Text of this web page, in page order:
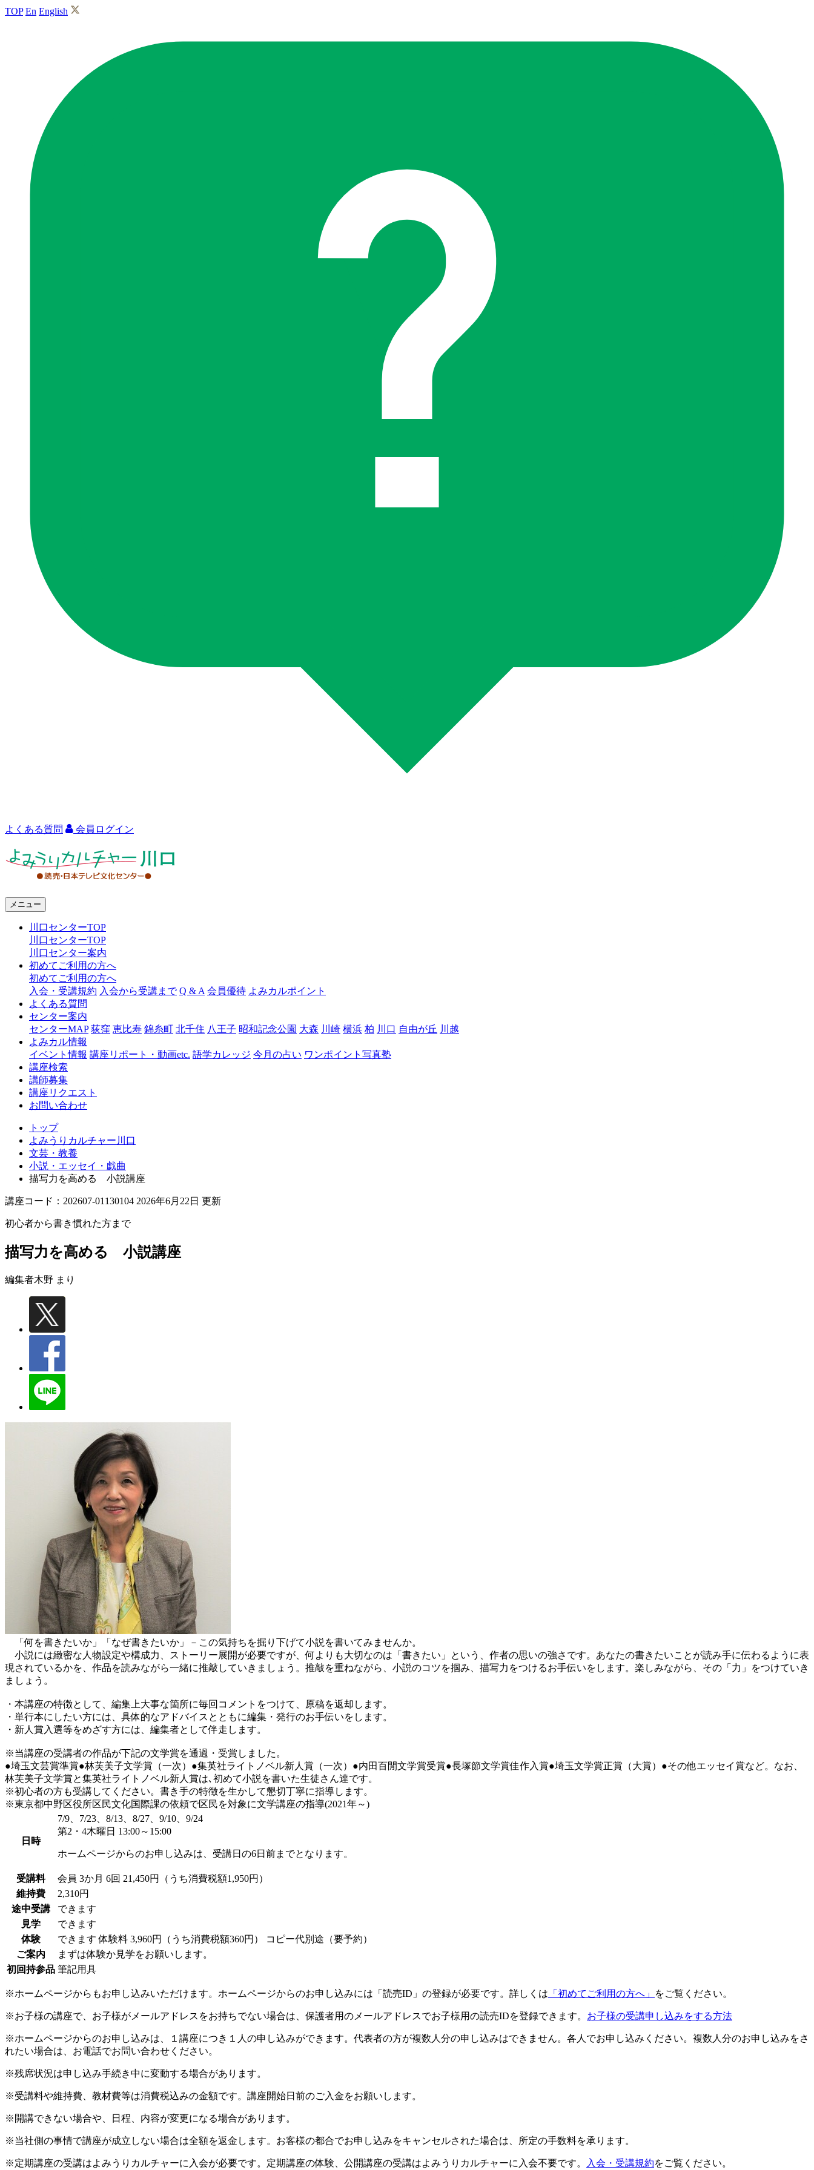
TOP En English
よくある質問 会員ログイン
ャ
川
口
メニュー
川口センターTOP
川口センターTOP
川口センター案内
初めてご利用の方へ
初めてご利用の方へ
入会・受講規約 入会から受講まで Q & A 会員優待 よみカルポイント
よくある質問
センター案内
センターMAP 荻窪 恵比寿 錦糸町 北千住 八王子 昭和記念公園 大森 川崎 横浜 柏 川口 自由が丘 川越
よみカル情報
イベント情報 講座リポート・動画etc. 語学カレッジ 今月の占い ワンポイント写真塾
講座検索
講師募集
講座リクエスト
お問い合わせ
トップ
よみうりカルチャー川口
文芸・教養
小説・エッセイ・戯曲
描写力を高める 小説講座
講座コード：202607-01130104 2026年6月22日 更新
初心者から書き慣れた方まで
描写力を高める 小説講座
編集者木野 まり
「何を書きたいか」「なぜ書きたいか」－この気持ちを掘り下げて小説を書いてみませんか。
小説には緻密な人物設定や構成力、ストーリー展開が必要ですが、何よりも大切なのは「書きたい」という、作者の思いの強さです。あなたの書きたいことが読み手に伝わるように表
現されているかを、作品を読みながら一緒に推敲していきましょう。推敲を重ねながら、小説のコツを掴み、描写力をつけるお手伝いをします。楽しみながら、その「力」をつけていき
ましょう。
・本講座の特徴として、編集上大事な箇所に毎回コメントをつけて、原稿を返却します。
・単行本にしたい方には、具体的なアドバイスとともに編集・発行のお手伝いをします。
・新人賞入選等をめざす方には、編集者として伴走します。
※当講座の受講者の作品が下記の文学賞を通過・受賞しました。
●埼玉文芸賞準賞●林芙美子文学賞（一次）●集英社ライトノベル新人賞（一次）●内田百閒文学賞受賞●長塚節文学賞佳作入賞●埼玉文学賞正賞（大賞）●その他エッセイ賞など。なお、
林芙美子文学賞と集英社ライトノベル新人賞は､初めて小説を書いた生徒さん達です。
※初心者の方も受講してください。書き手の特徴を生かして懇切丁寧に指導します。
※東京都中野区役所区民文化国際課の依頼で区民を対象に文学講座の指導(2021年～)
日時
7/9、7/23、8/13、8/27、9/10、9/24
第2・4木曜日 13:00～15:00
ホームページからのお申し込みは、受講日の6日前までとなります。
受講料 会員 3か月 6回 21,450円（うち消費税額1,950円）
維持費
2,310円
途中受講
できます
見学
できます
体験
できます体験料 3,960円（うち消費税額360円）
コピー代別途（要予約）
ご案内
まずは体験か見学をお願いします。
初回持参品 筆記用具
※ホームページからもお申し込みいただけます。ホームページからのお申し込みには「読売ID」の登録が必要です。詳しくは 「初めてご利用の方へ」 をご覧ください。
※お子様の講座で、お子様がメールアドレスをお持ちでない場合は、保護者用のメールアドレスでお子様用の読売IDを登録できます。 お子様の受講申し込みをする方法
※ホームページからのお申し込みは、１講座につき１人の申し込みができます。代表者の方が複数人分の申し込みはできません。各人でお申し込みください。複数人分のお申し込みをさ
れたい場合は、お電話でお問い合わせください。
※残席状況は申し込み手続き中に変動する場合があります。
※受講料や維持費、教材費等は消費税込みの金額です。講座開始日前のご入金をお願いします。
※開講できない場合や、日程、内容が変更になる場合があります。
※当社側の事情で講座が成立しない場合は全額を返金します。お客様の都合でお申し込みをキャンセルされた場合は、所定の手数料を承ります。
※定期講座の受講はよみうりカルチャーに入会が必要です。定期講座の体験、公開講座の受講はよみうりカルチャーに入会不要です。 入会・受講規約をご覧ください。